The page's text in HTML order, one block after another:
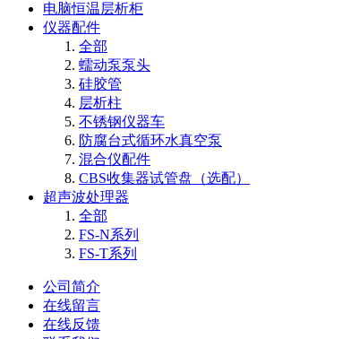
电脑恒温层析柜
仪器配件
全部
蠕动泵泵头
硅胶管
层析柱
不锈钢仪器车
防腐台式循环水真空泵
混合仪配件
CBS收集器试管盘（选配）
超声波处理器
全部
FS-N系列
FS-T系列
公司简介
在线留言
在线反馈